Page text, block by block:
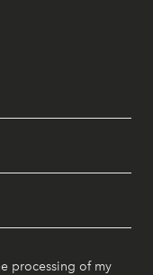
processing of my